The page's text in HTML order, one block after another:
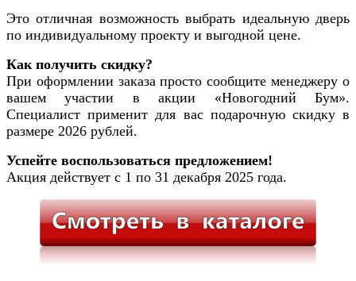
Это отличная возможность выбрать идеальную дверь
по индивидуальному проекту и выгодной цене.
Как получить скидку?
При оформлении заказа просто сообщите менеджеру о
вашем участии в акции «Новогодний Бум».
Специалист применит для вас подарочную скидку в
размере 2026 рублей.
Успейте воспользоваться предложением!
Акция действует с 1 по 31 декабря 2025 года.